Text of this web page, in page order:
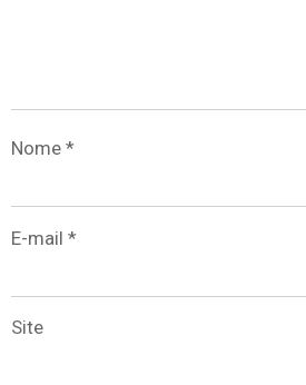
Nome *
E-mail *
Site